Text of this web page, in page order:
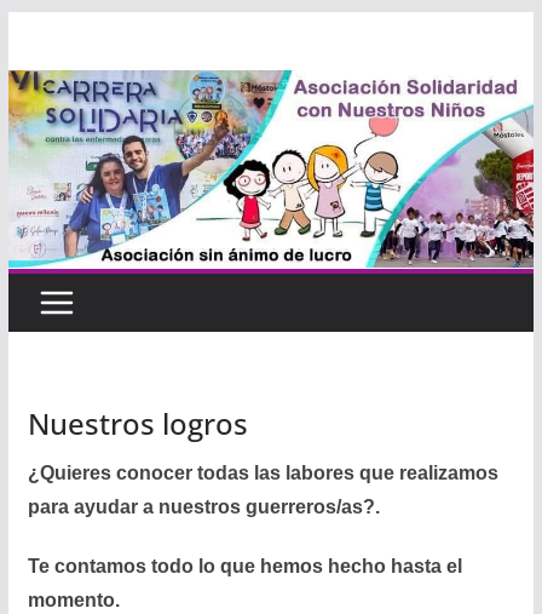
contenido
Nuestros logros
¿Quieres conocer todas las labores que realizamos
para ayudar a nuestros guerreros/as?.
Te contamos todo lo que hemos hecho hasta el
momento.